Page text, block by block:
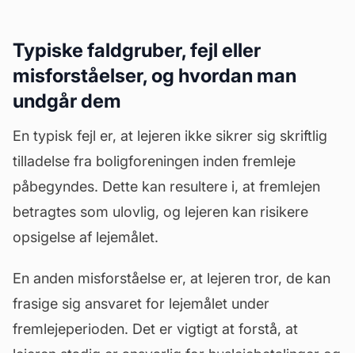
Typiske faldgruber, fejl eller
misforståelser, og hvordan man
undgår dem
En typisk fejl er, at lejeren ikke sikrer sig skriftlig
tilladelse fra boligforeningen inden fremleje
påbegyndes. Dette kan resultere i, at fremlejen
betragtes som ulovlig, og lejeren kan risikere
opsigelse af lejemålet.
En anden misforståelse er, at lejeren tror, de kan
frasige sig ansvaret for lejemålet under
fremlejeperioden. Det er vigtigt at forstå, at